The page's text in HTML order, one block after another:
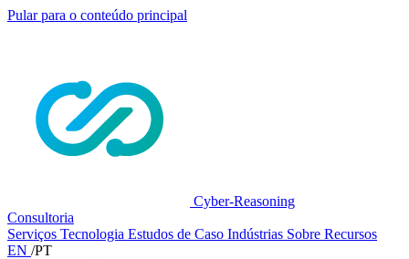
Pular para o conteúdo principal
Cyber-Reasoning
Consultoria
Serviços Tecnologia Estudos de Caso Indústrias Sobre Recursos
EN /PT